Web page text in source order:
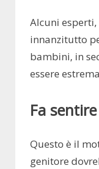
Alcuni
innanzitutto
bambini, in
essere
Fa
Questo è il
genitore